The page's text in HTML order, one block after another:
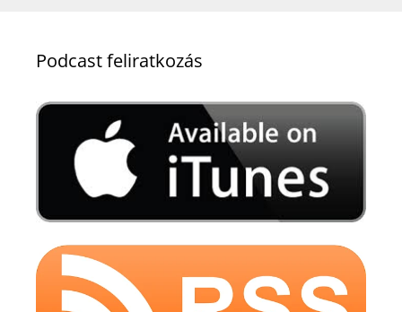
Podcast feliratkozás